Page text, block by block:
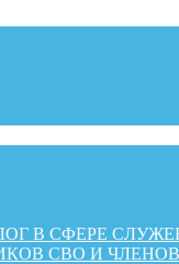
В СФЕРЕ
СВО И